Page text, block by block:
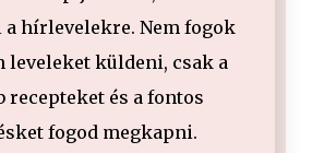
hírlevelekre. Nem fogok
leveleket küldeni, csak a
recepteket és a fontos
fogod megkapni.